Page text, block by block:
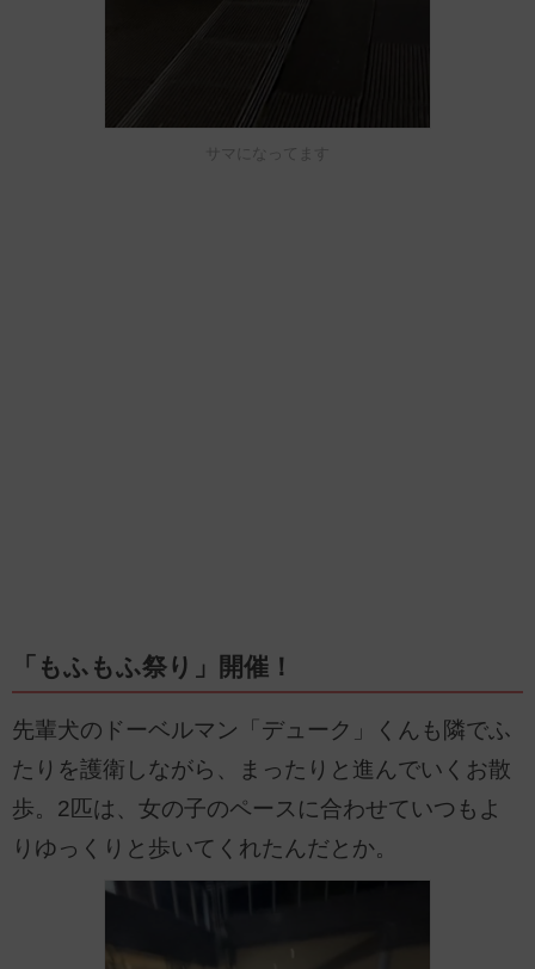
サマになってます
「もふもふ祭り」開催！
先輩犬のドーベルマン「デューク」くんも隣でふ
たりを護衛しながら、まったりと進んでいくお散
歩。2匹は、女の子のペースに合わせていつもよ
りゆっくりと歩いてくれたんだとか。